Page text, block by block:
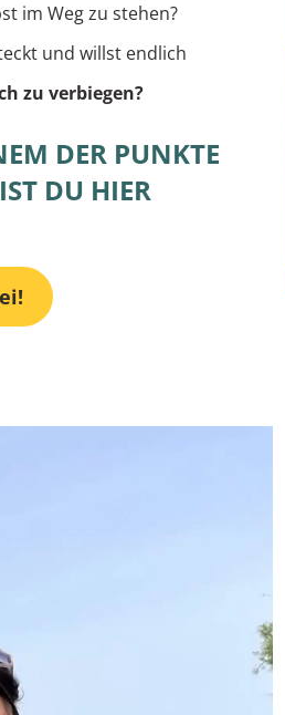
im Weg zu stehen?
und willst endlich
zu verbiegen?
DER PUNKTE
DU HIER